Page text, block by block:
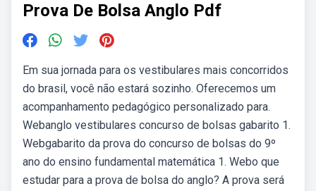
Prova De Bolsa Anglo Pdf
Em sua jornada para os vestibulares mais concorridos
do brasil, você não estará sozinho. Oferecemos um
acompanhamento pedagógico personalizado para.
Webanglo vestibulares concurso de bolsas gabarito 1.
Webgabarito da prova do concurso de bolsas do 9º
ano do ensino fundamental matemática 1. Webo que
estudar para a prova de bolsa do anglo? A prova será